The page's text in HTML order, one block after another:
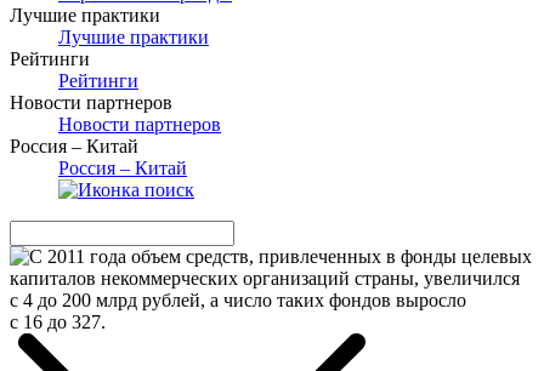
Лучшие практики
Лучшие практики
Рейтинги
Рейтинги
Новости партнеров
Новости партнеров
Россия – Китай
Россия – Китай